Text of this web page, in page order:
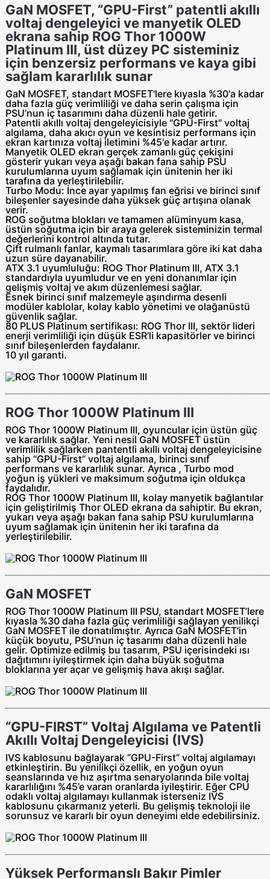
GaN MOSFET, “GPU-First” patentli akıllı
voltaj dengeleyici ve manyetik OLED
ekrana sahip ROG Thor 1000W
Platinum III, üst düzey PC sisteminiz
için benzersiz performans ve kaya gibi
sağlam kararlılık sunar
GaN MOSFET, standart MOSFET'lere kıyasla %30'a kadar
daha fazla güç verimliliği ve daha serin çalışma için
PSU’nun iç tasarımını daha düzenli hale getirir.
Patentli akıllı voltaj dengeleyicisiyle "GPU-First" voltaj
algılama, daha akıcı oyun ve kesintisiz performans için
ekran kartınıza voltaj iletimini %45'e kadar artırır.
Manyetik OLED ekran gerçek zamanlı güç çekişini
gösterir yukarı veya aşağı bakan fana sahip PSU
kurulumlarına uyum sağlamak için ünitenin her iki
tarafına da yerleştirilebilir.
Turbo Modu: İnce ayar yapılmış fan eğrisi ve birinci sınıf
bileşenler sayesinde daha yüksek güç artışına olanak
verir.
ROG soğutma blokları ve tamamen alüminyum kasa,
üstün soğutma için bir araya gelerek sisteminizin termal
değerlerini kontrol altında tutar.
Çift rulmanlı fanlar, kaymalı tasarımlara göre iki kat daha
uzun süre dayanabilir.
ATX 3.1 uyumluluğu: ROG Thor Platinum III, ATX 3.1
standardıyla uyumludur ve en yeni donanımlar için
gelişmiş voltaj ve akım düzenlemesi sağlar.
Esnek birinci sınıf malzemeyle aşındırma desenli
modüler kablolar, kolay kablo yönetimi ve olağanüstü
güvenlik sağlar.
80 PLUS Platinum sertifikası: ROG Thor III, sektör lideri
enerji verimliliği için düşük ESR’li kapasitörler ve birinci
sınıf bileşenlerden faydalanır.
10 yıl garanti.
ROG Thor 1000W Platinum III
ROG Thor 1000W Platinum III, oyuncular için üstün güç
ve kararlılık sağlar. Yeni nesil GaN MOSFET üstün
verimlilik sağlarken pantentli akıllı voltaj dengeleyicisine
sahip “GPU-First” voltaj algılama, birinci sınıf
performans ve kararlılık sunar. Ayrıca , Turbo mod
yoğun iş yükleri ve maksimum soğutma için oldukça
faydalıdır.
ROG Thor 1000W Platinum III, kolay manyetik bağlantılar
için geliştirilmiş Thor OLED ekrana da sahiptir. Bu ekran,
yukarı veya aşağı bakan fana sahip PSU kurulumlarına
uyum sağlamak için ünitenin her iki tarafına da
yerleştirilebilir.
GaN MOSFET
ROG Thor 1000W​ Platinum III PSU, standart MOSFET’lere
kıyasla %30 daha fazla güç verimliliği sağlayan yenilikçi
GaN MOSFET ile donatılmıştır. Ayrıca GaN MOSFET’in
küçük boyutu, PSU’nun iç tasarımı daha düzenli hale
gelir. Optimize edilmiş bu tasarım, PSU içerisindeki ısı
dağıtımını iyileştirmek için daha büyük soğutma
bloklarına yer açar ve gelişmiş hava akışı sağlar.
“GPU-FIRST” Voltaj Algılama ve Patentli
Akıllı Voltaj Dengeleyicisi (IVS)
IVS kablosunu bağlayarak “GPU-First” voltaj algılamayı
etkinleştirin. Bu yenilikçi özellik, en yoğun oyun
seanslarında ve hız aşırtma senaryolarında bile voltaj
kararlılığını %45’e varan oranlarda iyileştirir. Eğer CPU
odaklı voltaj algılamayı kullanmak isterseniz IVS
kablosunu çıkarmanız yeterli. Bu gelişmiş teknoloji ile
sorunsuz ve kararlı bir oyun deneyimi elde edebilirsiniz.
Yüksek Performanslı Bakır Pimler